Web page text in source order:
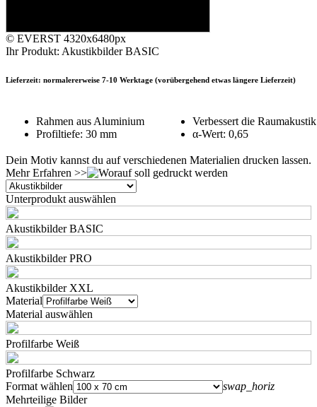
© EVERST 4320x6480px
Ihr Produkt: Akustikbilder BASIC
Lieferzeit: normalererweise 7-10 Werktage (vorübergehend etwas längere Lieferzeit)
Rahmen aus Aluminium
Profiltiefe: 30 mm
Verbessert die Raumakustik
α-Wert: 0,65
Dein Motiv kannst du auf verschiedenen Materialien drucken lassen.
Mehr Erfahren >>
Unterprodukt auswählen
Akustikbilder BASIC
Akustikbilder PRO
Akustikbilder XXL
Material
Material auswählen
Profilfarbe Weiß
Profilfarbe Schwarz
Format wählen
swap_horiz
Mehrteilige Bilder